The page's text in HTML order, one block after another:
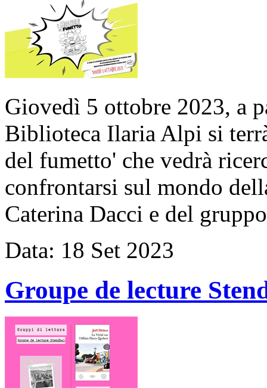
Giovedì 5 ottobre 2023, a
Biblioteca Ilaria Alpi si
del fumetto' che vedrà
confrontarsi sul mondo
Caterina Dacci e del
Data: 18 Set 2023
Groupe de lecture